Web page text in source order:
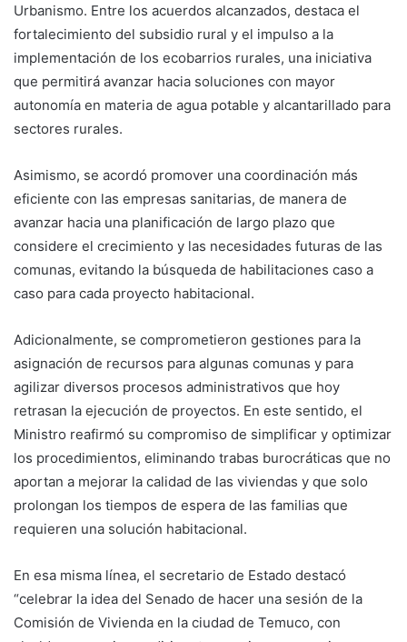
Urbanismo. Entre los acuerdos alcanzados, destaca el
fortalecimiento del subsidio rural y el impulso a la
implementación de los ecobarrios rurales, una iniciativa
que permitirá avanzar hacia soluciones con mayor
autonomía en materia de agua potable y alcantarillado para
sectores rurales.
Asimismo, se acordó promover una coordinación más
eficiente con las empresas sanitarias, de manera de
avanzar hacia una planificación de largo plazo que
considere el crecimiento y las necesidades futuras de las
comunas, evitando la búsqueda de habilitaciones caso a
caso para cada proyecto habitacional.
Adicionalmente, se comprometieron gestiones para la
asignación de recursos para algunas comunas y para
agilizar diversos procesos administrativos que hoy
retrasan la ejecución de proyectos. En este sentido, el
Ministro reafirmó su compromiso de simplificar y optimizar
los procedimientos, eliminando trabas burocráticas que no
aportan a mejorar la calidad de las viviendas y que solo
prolongan los tiempos de espera de las familias que
requieren una solución habitacional.
En esa misma línea, el secretario de Estado destacó
“celebrar la idea del Senado de hacer una sesión de la
Comisión de Vivienda en la ciudad de Temuco, con